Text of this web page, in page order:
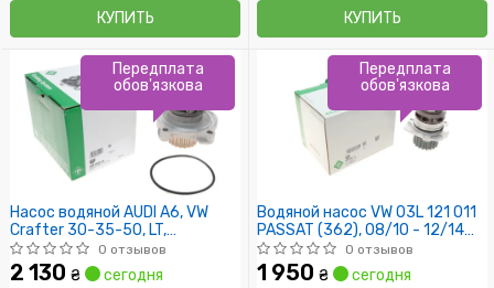
КУПИТЬ КУПИТЬ
Насос водяной AUDI A6, VW
Crafter 30-35-50, LT,
Transporter 2.5 Tdi Ruville
65426 (пр-во INA)
0 отзывов
2 130 ₴ сегодня
Передплата
обов'язкова
Водяной насос VW 03L 121 011
PASSAT (362), 08/10 - 12/14
2.0 TDI (Пр-во INA)
0 отзывов
1 950 ₴ сегодня
Передплата
обов'язкова